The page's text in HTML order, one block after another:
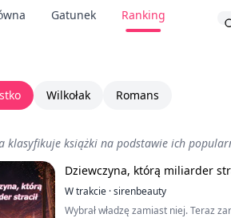
Gatunek
Ranking
Wilkołak Romans
klasyfikuje książki na podstawie ich
Dziewczyna, którą miliarder
W trakcie ·sirenbeauty
Wybrał władzę zamiast niej. Teraz